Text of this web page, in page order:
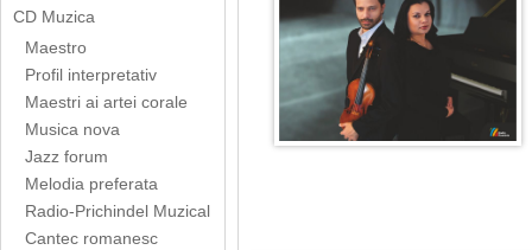
CD Muzica
Maestro
Profil interpretativ
Maestri ai artei corale
Musica nova
Jazz forum
Melodia preferata
Radio-Prichindel Muzical
Cantec romanesc